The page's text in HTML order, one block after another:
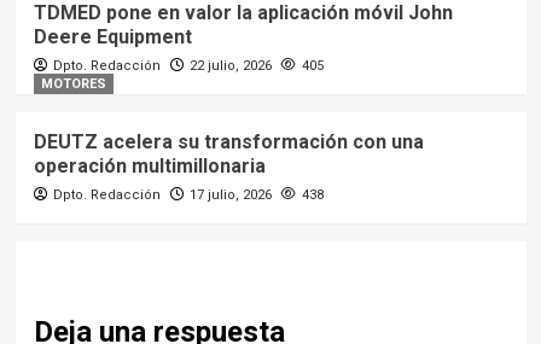
TDMED pone en valor la aplicación móvil John
Deere Equipment
Dpto. Redacción 22 julio, 2026
405
MOTORES
DEUTZ acelera su transformación con una
operación multimillonaria
Dpto. Redacción 17 julio, 2026 438
Deja una respuesta